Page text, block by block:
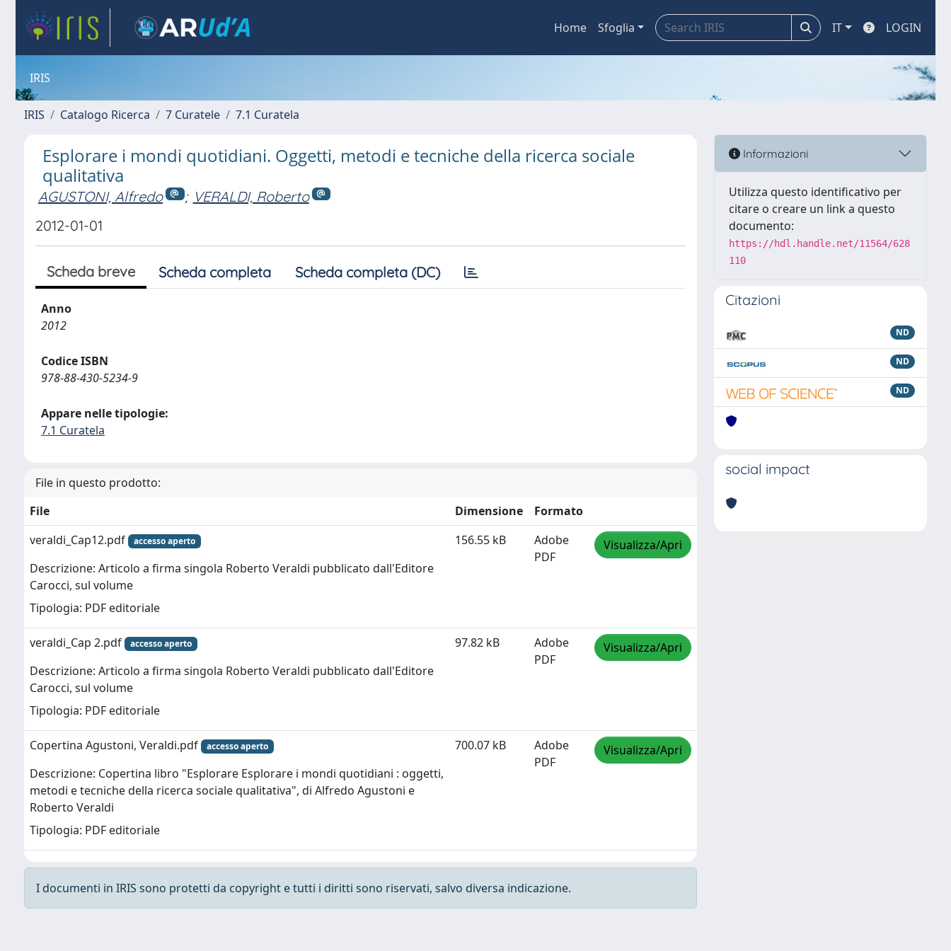
Home Sfoglia IT LOGIN
IRIS
IRIS Catalogo Ricerca 7 Curatele 7.1 Curatela
Esplorare i mondi quotidiani. Oggetti, metodi e tecniche della ricerca sociale
qualitativa
AGUSTONI, Alfredo ; VERALDI, Roberto
2012-01-01
Scheda breve Scheda completa Scheda completa (DC)
Anno
2012
Codice ISBN
978-88-430-5234-9
Appare nelle tipologie:
7.1 Curatela
File in questo prodotto:
File
Dimensione
Formato
veraldi_Cap12.pdf
accesso aperto
Descrizione: Articolo a firma singola Roberto Veraldi pubblicato dall'Editore
Carocci, sul volume
Tipologia: PDF editoriale
156.55 kB
Adobe
PDF
Visualizza/Apri
veraldi_Cap 2.pdf accesso aperto
Descrizione: Articolo a firma singola Roberto Veraldi pubblicato dall'Editore
Carocci, sul volume
Tipologia: PDF editoriale
97.82 kB
Adobe
PDF
Visualizza/Apri
Copertina Agustoni, Veraldi.pdf accesso aperto
Descrizione: Copertina libro "Esplorare Esplorare i mondi quotidiani : oggetti,
metodi e tecniche della ricerca sociale qualitativa", di Alfredo Agustoni e
Roberto Veraldi
Tipologia: PDF editoriale
700.07 kB
Adobe
PDF
Visualizza/Apri
I documenti in IRIS sono protetti da copyright e tutti i diritti sono riservati, salvo diversa indicazione.
Informazioni
Utilizza questo identificativo per
citare o creare un link a questo
documento:
https://hdl.handle.net/11564/628
110
Citazioni
ND
ND
ND
social impact